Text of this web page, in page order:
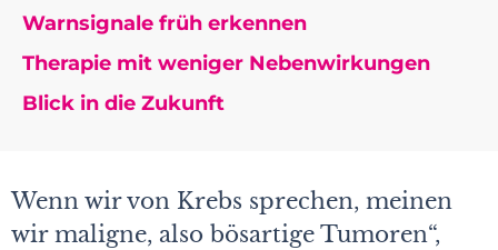
Warnsignale früh erkennen
Therapie mit weniger Nebenwirkungen
Blick in die Zukunft
Wenn wir von Krebs sprechen, meinen
wir maligne, also bös­artige Tumoren“,